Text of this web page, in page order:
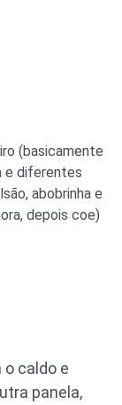
(basicamente
e diferentes
abobrinha e
depois coe)
caldo e
panela,